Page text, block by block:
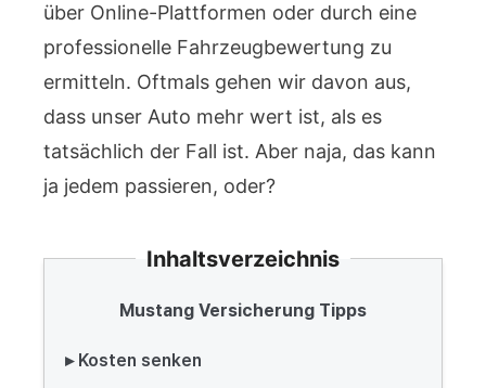
über Online-Plattformen oder durch eine
professionelle Fahrzeugbewertung zu
ermitteln. Oftmals gehen wir davon aus,
dass unser Auto mehr wert ist, als es
tatsächlich der Fall ist. Aber naja, das kann
ja jedem passieren, oder?
Inhaltsverzeichnis
Mustang Versicherung Tipps
▸ Kosten senken